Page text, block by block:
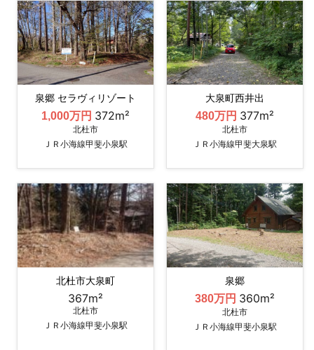
泉郷 セラヴィリゾート
1,000万円 372m²
北杜市
ＪＲ小海線甲斐小泉駅
大泉町西井出
480万円 377m²
北杜市
ＪＲ小海線甲斐大泉駅
北杜市大泉町
367m²
北杜市
ＪＲ小海線甲斐小泉駅
泉郷
380万円 360m²
北杜市
ＪＲ小海線甲斐小泉駅